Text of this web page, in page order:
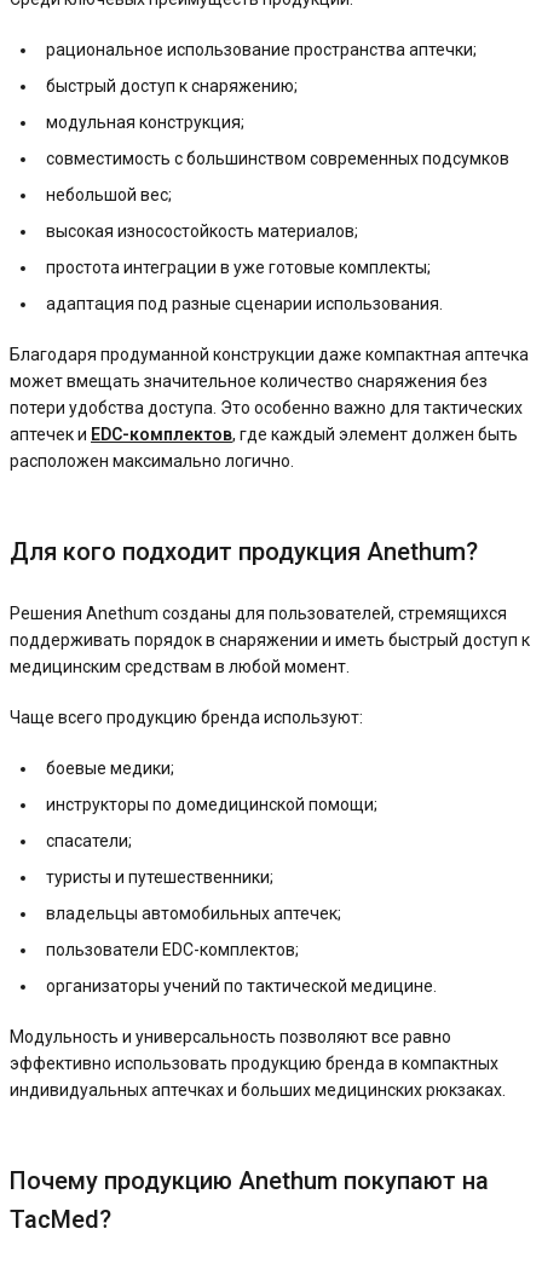
рациональное использование пространства аптечки;
быстрый доступ к снаряжению;
модульная конструкция;
совместимость с большинством современных подсумков
небольшой вес;
высокая износостойкость материалов;
простота интеграции в уже готовые комплекты;
адаптация под разные сценарии использования.
Благодаря продуманной конструкции даже компактная аптечка
может вмещать значительное количество снаряжения без
потери удобства доступа. Это особенно важно для тактических
аптечек и EDC-комплектов, где каждый элемент должен быть
расположен максимально логично.
Для кого подходит продукция Anethum?
Решения Anethum созданы для пользователей, стремящихся
поддерживать порядок в снаряжении и иметь быстрый доступ к
медицинским средствам в любой момент.
Чаще всего продукцию бренда используют:
боевые медики;
инструкторы по домедицинской помощи;
спасатели;
туристы и путешественники;
владельцы автомобильных аптечек;
пользователи EDC-комплектов;
организаторы учений по тактической медицине.
Модульность и универсальность позволяют все равно
эффективно использовать продукцию бренда в компактных
индивидуальных аптечках и больших медицинских рюкзаках.
Почему продукцию Anethum покупают на
TacMed?